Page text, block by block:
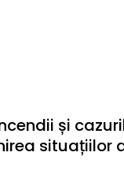
și
situațiilor